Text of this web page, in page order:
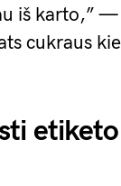
iš karto,”
cukraus
etiketo